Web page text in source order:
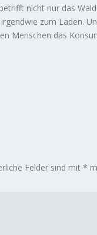
nicht nur das
zum Laden.
Menschen das
Felder sind mit *